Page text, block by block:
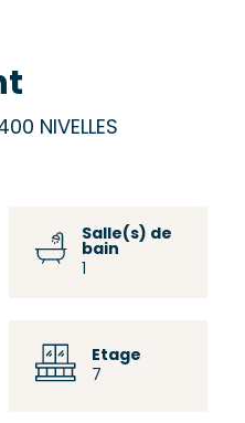
NIVELLES
Salle(s) de
bain
Etage
7